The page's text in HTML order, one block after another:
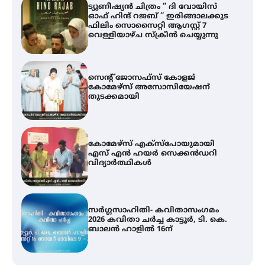
ട്യുണീഷ്യൻ ചിത്രം ” ദി വോയിസ്
ഓഫ് ഹിന്ദ് റജബ് ” ഇരിങ്ങാലക്കുട
ഫിലിം സൊസൈറ്റി ആഗസ്റ്റ് 7
വെള്ളിയാഴ്ച സ്‌ക്രീൻ ചെയ്യുന്നു
സെന്റ് ജോസഫ്സ് കോളജ്
കോമേഴ്‌സ് അസോസിയേഷന്
തുടക്കമായി
കോമേഴ്സ് എക്സ്പോയുമായി
എസ് എൻ ഹയർ സെക്കൻഡറി
വിദ്യാർത്ഥികൾ
സർഗ്ഗസാഹിതി- കവിതാസംഗമം
2026 കവിതാ ചർച്ച കാട്ടൂർ, ടി. കെ.
ബാലൻ ഹാളിൽ 16ന്